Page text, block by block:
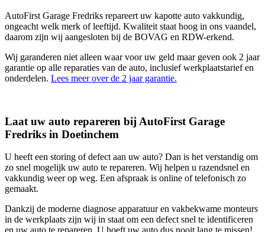
AutoFirst Garage Fredriks repareert uw kapotte auto vakkundig,
ongeacht welk merk of leeftijd. Kwaliteit staat hoog in ons vaandel,
daarom zijn wij aangesloten bij de BOVAG en RDW-erkend.
Wij garanderen niet alleen waar voor uw geld maar geven ook 2 jaar
garantie op alle reparaties van de auto, inclusief werkplaatstarief en
onderdelen. Lees meer over de 2 jaar garantie.
Laat uw auto repareren bij AutoFirst Garage
Fredriks in Doetinchem
U heeft een storing of defect aan uw auto? Dan is het verstandig om
zo snel mogelijk uw auto te repareren. Wij helpen u razendsnel en
vakkundig weer op weg. Een afspraak is online of telefonisch zo
gemaakt.
Dankzij de moderne diagnose apparatuur en vakbekwame monteurs
in de werkplaats zijn wij in staat om een defect snel te identificeren